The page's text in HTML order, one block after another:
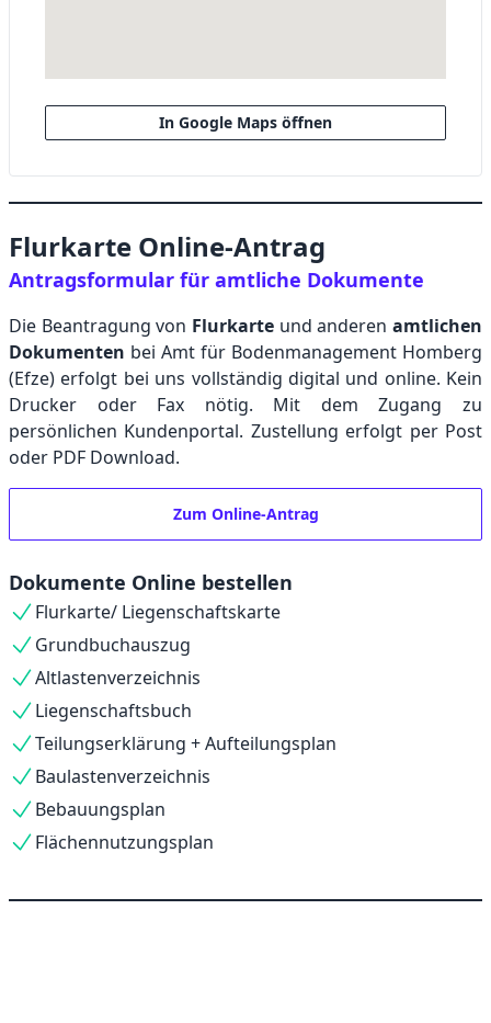
In Google Maps öffnen
Flurkarte Online-Antrag
Antragsformular für amtliche Dokumente
Die Beantragung von Flurkarte und anderen amtlichen
Dokumenten bei Amt für Bodenmanagement Homberg
(Efze) erfolgt bei uns vollständig digital und online. Kein
Drucker oder Fax nötig. Mit dem Zugang zu
persönlichen Kundenportal. Zustellung erfolgt per Post
oder PDF Download.
Zum Online-Antrag
Dokumente Online bestellen
Flurkarte/ Liegenschaftskarte
Grundbuchauszug
Altlastenverzeichnis
Liegenschaftsbuch
Teilungserklärung + Aufteilungsplan
Baulastenverzeichnis
Bebauungsplan
Flächennutzungsplan